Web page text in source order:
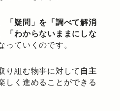
「疑問」を「調べて解消
「わからないままにしな
っていくのです。
り組む物事に対して 自主
しく進めることができる